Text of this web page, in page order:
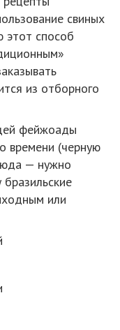
свиных
способ
из отборного
фейжоады
времени (черную
— нужно
или